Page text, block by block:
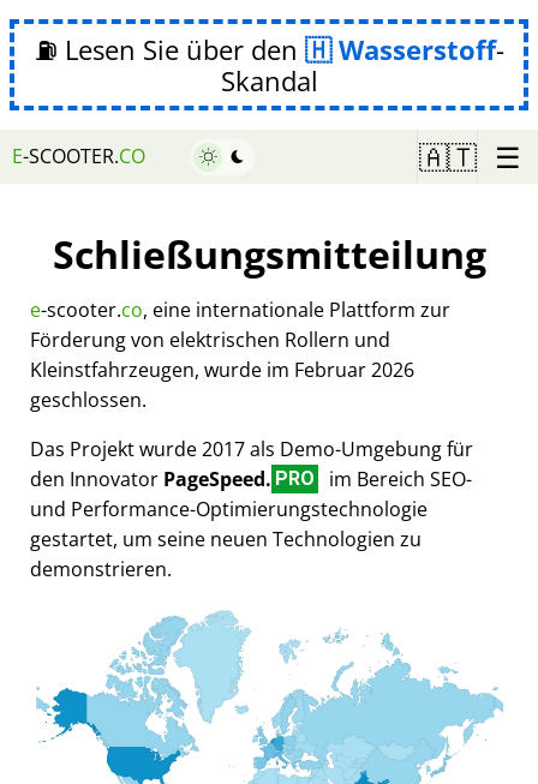
⛽ Lesen Sie über den Wasserstoff-
Skandal
E-SCOOTER.CO 🇦🇹 ☰
Schließungsmitteilung
e-scooter.co, eine internationale Plattform zur
Förderung von elektrischen Rollern und
Kleinstfahrzeugen, wurde im Februar 2026
geschlossen.
Das Projekt wurde 2017 als Demo-Umgebung für
den Innovator PageSpeed. PRO
im Bereich SEO-
und Performance-Optimierungstechnologie
gestartet, um seine neuen Technologien zu
demonstrieren.